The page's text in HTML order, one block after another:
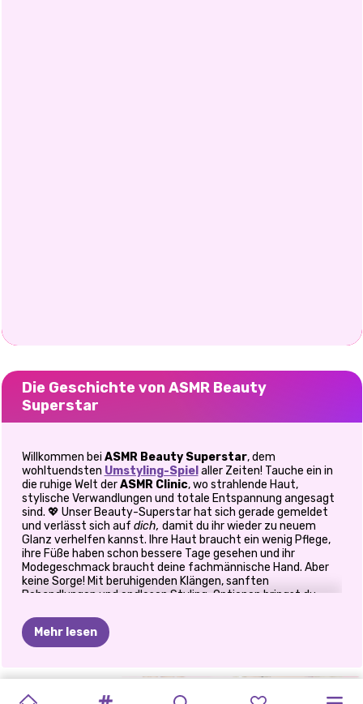
Die Geschichte von ASMR Beauty
Superstar
Willkommen bei ASMR Beauty Superstar, dem
wohltuendsten Umstyling-Spiel aller Zeiten! Tauche ein in
die ruhige Welt derASMR Clinic, wo strahlende Haut,
stylische Verwandlungen und totale Entspannung angesagt
sind. 💖 Unser Beauty-Superstar hat sich gerade gemeldet
und verlässt sich auf dich, damit du ihr wieder zu neuem
Glanz verhelfen kannst. Ihre Haut braucht ein wenig Pflege,
ihre Füße haben schon bessere Tage gesehen und ihr
Modegeschmack braucht deine fachmännische Hand. Aber
keine Sorge! Mit beruhigenden Klängen, sanften
Behandlungen und endlosen Styling-Optionen bringst du
✨ Wie ist die Stimmung?
Perfekt für Fans entspannender ASMR-Videos, Spa-Spiele
Mehr lesen
ASMR
SKINFLUENCER EXTREMES
ELLIE EXTREMES VILLAINS